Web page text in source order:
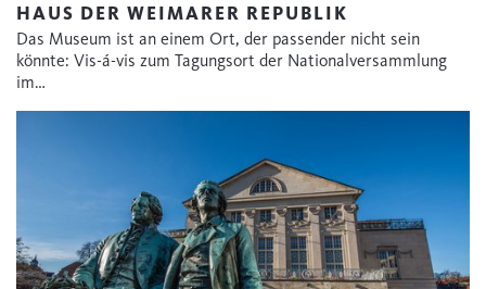
HAUS DER WEIMARER REPUBLIK
Das Museum ist an einem Ort, der passender nicht sein
könnte: Vis-á-vis zum Tagungsort der Nationalversammlung
im…